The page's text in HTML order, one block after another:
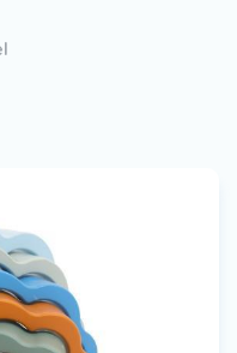
votre
revendeur VIB®